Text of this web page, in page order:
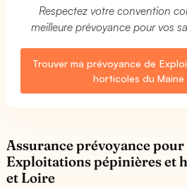
Respectez votre convention
meilleure prévoyance pour vos
Trouver ma prévoyance de
horticoles du
Assurance prévoyance
Exploitations pépinières et
et Loire